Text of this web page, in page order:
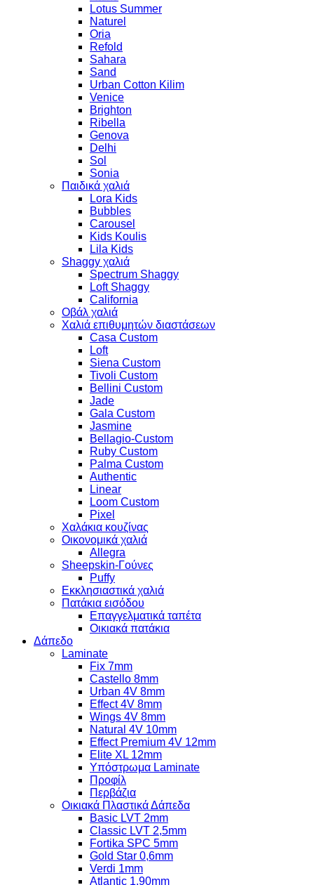
Lotus Summer
Naturel
Oria
Refold
Sahara
Sand
Urban Cotton Kilim
Venice
Brighton
Ribella
Genova
Delhi
Sol
Sonia
Παιδικά χαλιά
Lora Kids
Bubbles
Carousel
Kids Koulis
Lila Kids
Shaggy χαλιά
Spectrum Shaggy
Loft Shaggy
California
Οβάλ χαλιά
Χαλιά επιθυμητών διαστάσεων
Casa Custom
Loft
Siena Custom
Tivoli Custom
Bellini Custom
Jade
Gala Custom
Jasmine
Bellagio-Custom
Ruby Custom
Palma Custom
Authentic
Linear
Loom Custom
Pixel
Χαλάκια κουζίνας
Οικονομικά χαλιά
Allegra
Sheepskin-Γούνες
Puffy
Εκκλησιαστικά χαλιά
Πατάκια εισόδου
Επαγγελματικά ταπέτα
Οικιακά πατάκια
Δάπεδο
Laminate
Fix 7mm
Castello 8mm
Urban 4V 8mm
Effect 4V 8mm
Wings 4V 8mm
Natural 4V 10mm
Effect Premium 4V 12mm
Elite XL 12mm
Υπόστρωμα Laminate
Προφίλ
Περβάζια
Οικιακά Πλαστικά Δάπεδα
Basic LVT 2mm
Classic LVT 2,5mm
Fortika SPC 5mm
Gold Star 0,6mm
Verdi 1mm
Atlantic 1,90mm